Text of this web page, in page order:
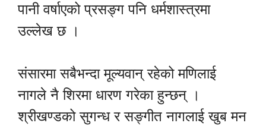
पानी वर्षाएको प्रसङ्ग पनि धर्मशास्त्रमा
उल्लेख छ ।
संसारमा सबैभन्दा मूल्यवान् रहेको मणिलाई
नागले नै शिरमा धारण गरेका हुन्छन् ।
श्रीखण्डको सुगन्ध र सङ्गीत नागलाई खुब मन